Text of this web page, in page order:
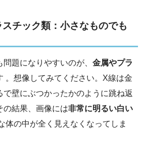
チック類：小さなものでも
題になりやすいのが、 金属やプラ
。想像してみてください。X線は金
で壁にぶつかったかのように跳ね返
の結果、画像には非常に明るい白い
体の中が全く見えなくなってしま